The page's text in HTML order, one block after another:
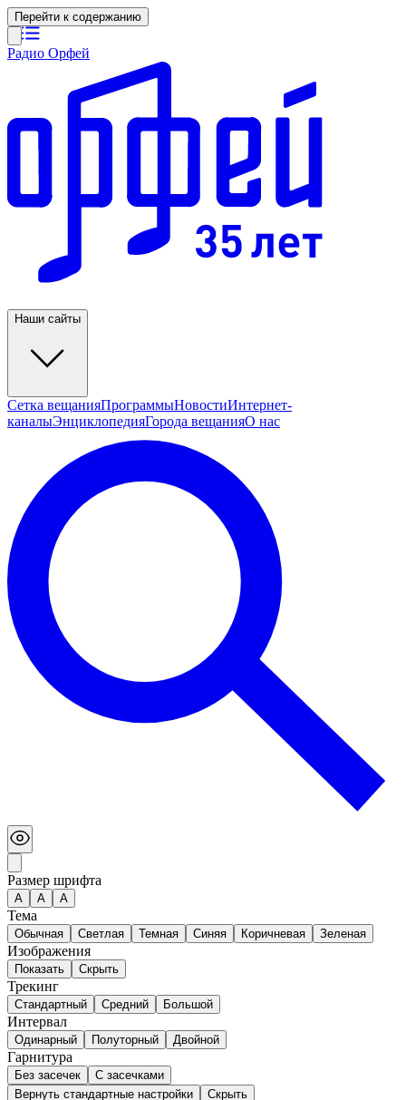
Перейти к содержанию
Радио Орфей
Наши сайты
Сетка вещанияПрограммыНовостиИнтернет-
каналыЭнциклопедияГорода вещанияО нас
Размер шрифта
А A A
Тема
Обычная Светлая Темная Синяя Коричневая Зеленая
Изображения
Показать Скрыть
Трекинг
Стандартный Средний Большой
Интервал
Одинарный Полуторный Двойной
Гарнитура
Без засечек
С засечками
Вернуть стандартные настройки
Скрыть